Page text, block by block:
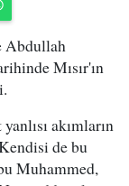
Abdullah
Mısır'ın
akımların
de bu
Muhammed,